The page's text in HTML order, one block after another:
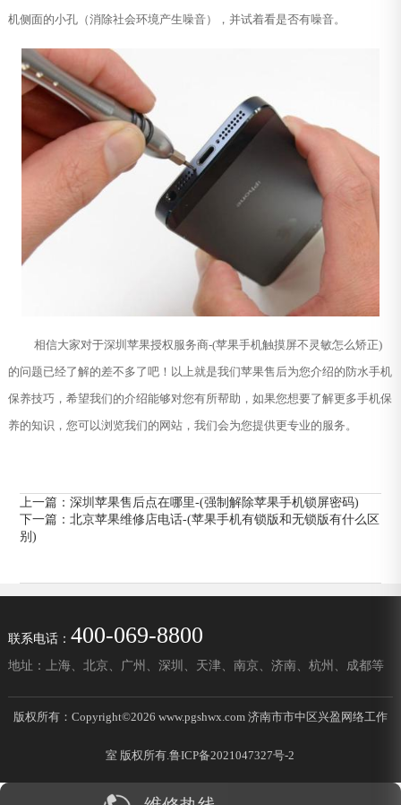
机侧面的小孔（消除社会环境产生噪音），并试着看是否有噪音。
相信大家对于深圳苹果授权服务商-(苹果手机触摸屏不灵敏怎么矫正)
的问题已经了解的差不多了吧！以上就是我们苹果售后为您介绍的防水手机
保养技巧，希望我们的介绍能够对您有所帮助，如果您想要了解更多手机保
养的知识，您可以浏览我们的网站，我们会为您提供更专业的服务。
上一篇：深圳苹果售后点在哪里-(强制解除苹果手机锁屏密码)
下一篇：北京苹果维修店电话-(苹果手机有锁版和无锁版有什么区
别)
联系电话： 400-069-8800
地址：上海、北京、广州、深圳、天津、南京、济南、杭州、成都等
版权所有：Copyright©2026 www.pgshwx.com 济南市市中区兴盈网络工作
室 版权所有.鲁ICP备2021047327号-2